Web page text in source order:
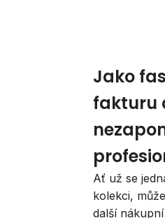
Jako
fakturu
Ať už se
kolekci,
další